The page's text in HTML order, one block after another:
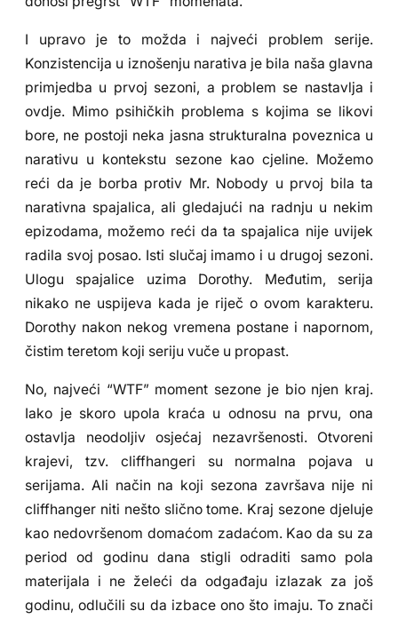
I upravo je to možda i najveći problem serije.
Konzistencija u iznošenju narativa je bila naša glavna
primjedba u prvoj sezoni, a problem se nastavlja i
ovdje. Mimo psihičkih problema s kojima se likovi
bore, ne postoji neka jasna strukturalna poveznica u
narativu u kontekstu sezone kao cjeline. Možemo
reći da je borba protiv Mr. Nobody u prvoj bila ta
narativna spajalica, ali gledajući na radnju u nekim
epizodama, možemo reći da ta spajalica nije uvijek
radila svoj posao. Isti slučaj imamo i u drugoj sezoni.
Ulogu spajalice uzima Dorothy. Međutim, serija
nikako ne uspijeva kada je riječ o ovom karakteru.
Dorothy nakon nekog vremena postane i napornom,
čistim teretom koji seriju vuče u propast.
No, najveći “WTF” moment sezone je bio njen kraj.
Iako je skoro upola kraća u odnosu na prvu, ona
ostavlja neodoljiv osjećaj nezavršenosti. Otvoreni
krajevi, tzv. cliffhangeri su normalna pojava u
serijama. Ali način na koji sezona završava nije ni
cliffhanger niti nešto slično tome. Kraj sezone djeluje
kao nedovršenom domaćom zadaćom. Kao da su za
period od godinu dana stigli odraditi samo pola
materijala i ne želeći da odgađaju izlazak za još
godinu, odlučili su da izbace ono što imaju. To znači